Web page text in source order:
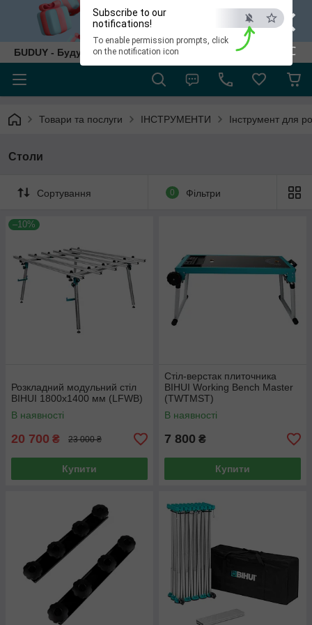
×
ESC
Subscribe to our
notifications!
To enable permission prompts, click
on the notification icon
БUDUY - Будуй як собі!
Товари та послуги ІНСТРУМЕНТИ Інструмент для
Столи
Сортування 0 Фільтри
–10%
Розкладний модульний стіл
BIHUI 1800х1400 мм (LFWB)
В наявності
20 700 ₴ 23 000 ₴
Купити
Стіл-верстак плиточника
BIHUI Working Bench Master
(TWTMST)
В наявності
7 800 ₴
Купити